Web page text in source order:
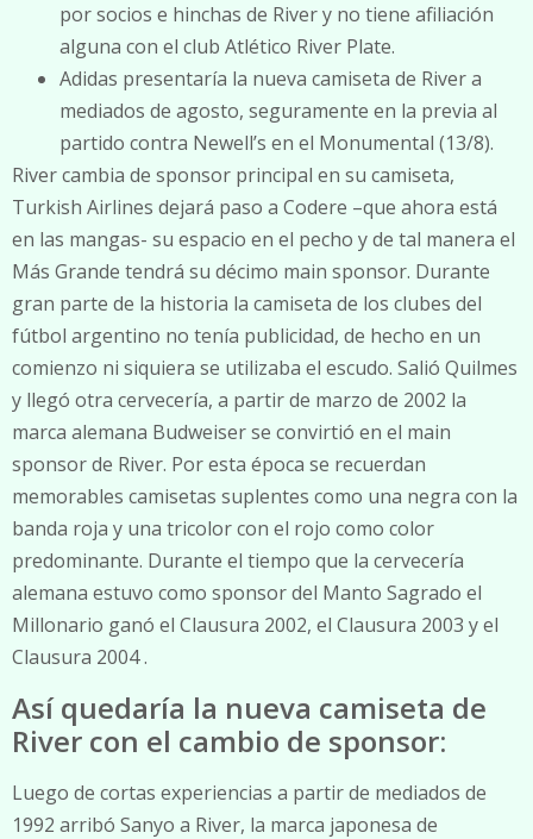
por socios e hinchas de River y no tiene afiliación
alguna con el club Atlético River Plate.
Adidas presentaría la nueva camiseta de River a
mediados de agosto, seguramente en la previa al
partido contra Newell’s en el Monumental (13/8).
River cambia de sponsor principal en su camiseta,
Turkish Airlines dejará paso a Codere –que ahora está
en las mangas- su espacio en el pecho y de tal manera el
Más Grande tendrá su décimo main sponsor. Durante
gran parte de la historia la camiseta de los clubes del
fútbol argentino no tenía publicidad, de hecho en un
comienzo ni siquiera se utilizaba el escudo. Salió Quilmes
y llegó otra cervecería, a partir de marzo de 2002 la
marca alemana Budweiser se convirtió en el main
sponsor de River. Por esta época se recuerdan
memorables camisetas suplentes como una negra con la
banda roja y una tricolor con el rojo como color
predominante. Durante el tiempo que la cervecería
alemana estuvo como sponsor del Manto Sagrado el
Millonario ganó el Clausura 2002, el Clausura 2003 y el
Clausura 2004.
Así quedaría la nueva camiseta de
River con el cambio de sponsor:
Luego de cortas experiencias a partir de mediados de
1992 arribó Sanyo a River, la marca japonesa de